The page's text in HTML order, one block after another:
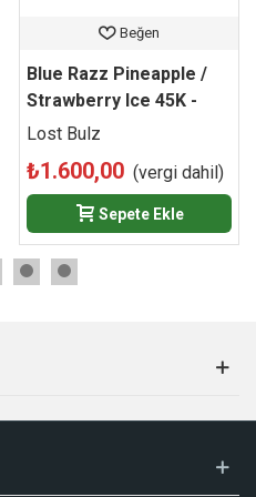
zengin lezzetiyle
Çift aroma sistemi, gelişmiş
sayesinde Lost Bulz
biri olarak dikkat
Beğen
Blue Razz Pineapple /
Strawberry Ice 45K -
Lost Bulz
Lost Bulz
₺1.600,00 (vergi dahil)
Sepete Ekle